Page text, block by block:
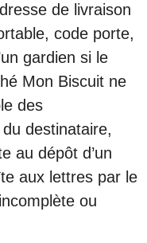
de livraison
code porte,
gardien si le
Mon Biscuit ne
des
destinataire,
au dépôt d’un
aux lettres par le
ou